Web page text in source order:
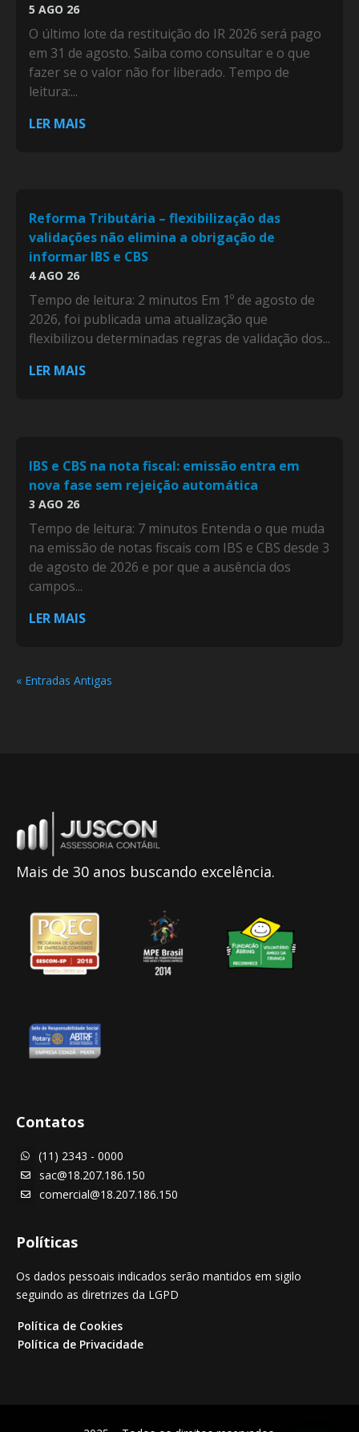
5 AGO 26
O último lote da restituição do IR 2026 será pago
em 31 de agosto. Saiba como consultar e o que
fazer se o valor não for liberado. Tempo de
leitura:...
LER MAIS
Reforma Tributária – flexibilização das
validações não elimina a obrigação de
informar IBS e CBS
4 AGO 26
Tempo de leitura: 2 minutos Em 1º de agosto de
2026, foi publicada uma atualização que
flexibilizou determinadas regras de validação dos...
LER MAIS
IBS e CBS na nota fiscal: emissão entra em
nova fase sem rejeição automática
3 AGO 26
Tempo de leitura: 7 minutos Entenda o que muda
na emissão de notas fiscais com IBS e CBS desde 3
de agosto de 2026 e por que a ausência dos
campos...
LER MAIS
« Entradas Antigas
Mais de 30 anos buscando excelência.
Contatos
 (11) 2343 - 0000
 sac@18.207.186.150
 comercial@18.207.186.150
Políticas
Os dados pessoais indicados serão mantidos em sigilo
seguindo as diretrizes da LGPD
Política de Cookies
Política de Privacidade